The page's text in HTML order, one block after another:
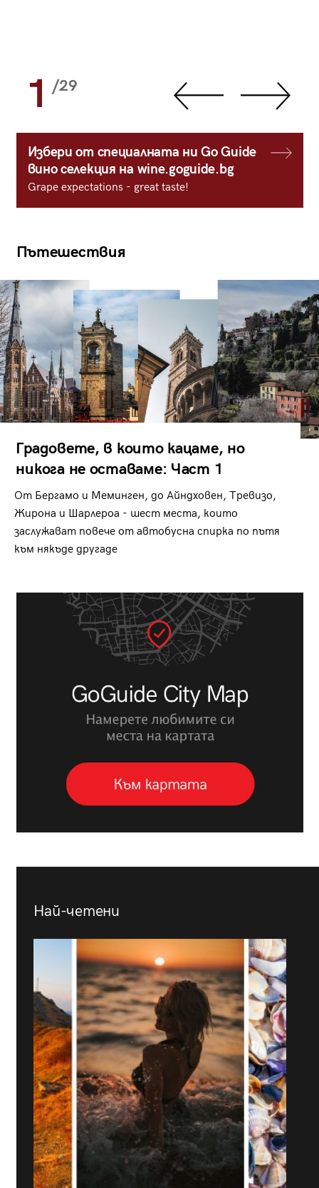
1 /29
Избери от специалната ни Go Guide
вино селекция на wine.goguide.bg
Grape expectations - great taste!
Пътешествия
Градовете, в които кацаме, но
никога не оставаме: Част 1
От Бергамо и Меминген, до Айндховен, Тревизо,
Жирона и Шарлероа - шест места, които
заслужават повече от автобусна спирка по пътя
към някъде другаде
Най-четени